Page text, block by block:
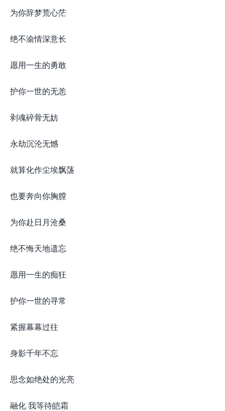
为你辞梦荒心茫
绝不渝情深意长
愿用一生的勇敢
护你一世的无恙
剥魂碎骨无妨
永劫沉沦无憾
就算化作尘埃飘荡
也要奔向你胸膛
为你赴日月沧桑
绝不悔天地遗忘
愿用一生的痴狂
护你一世的寻常
紧握幕幕过往
身影千年不忘
思念如绝处的光亮
融化 我等待皑霜